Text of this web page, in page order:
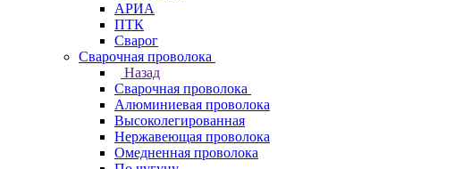
АРИА
ПТК
Сварог
Сварочная проволока
Назад
Сварочная проволока
Алюминиевая проволока
Высоколегированная
Нержавеющая проволока
Омедненная проволока